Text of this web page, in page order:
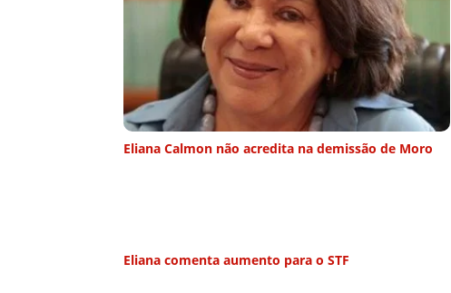
Eliana Calmon não acredita na demissão de Moro
Eliana comenta aumento para o STF